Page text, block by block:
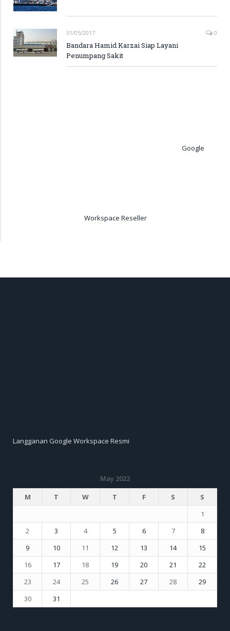
31/05/2017 0
Bandara Hamid Karzai Siap Layani
Penumpang Sakit
Google
Workspace Reseller
Langganan Google Workspace Resmi
May 2022
M
T W T F S
S
1
2
3 4 5 6 7
8
9
10 11 12 13 14
15
16
17 18 19 20 21
22
23
24 25 26 27 28
29
30
31